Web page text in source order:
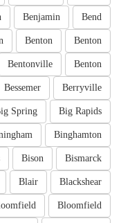
Bend
Benjamin
Benton
Benton
Benton
Bentonville
Berryville
Bessemer
Big Rapids
Spring
Binghamton
Bismarck
Bison
Blackshear
Blair
Bloomfield